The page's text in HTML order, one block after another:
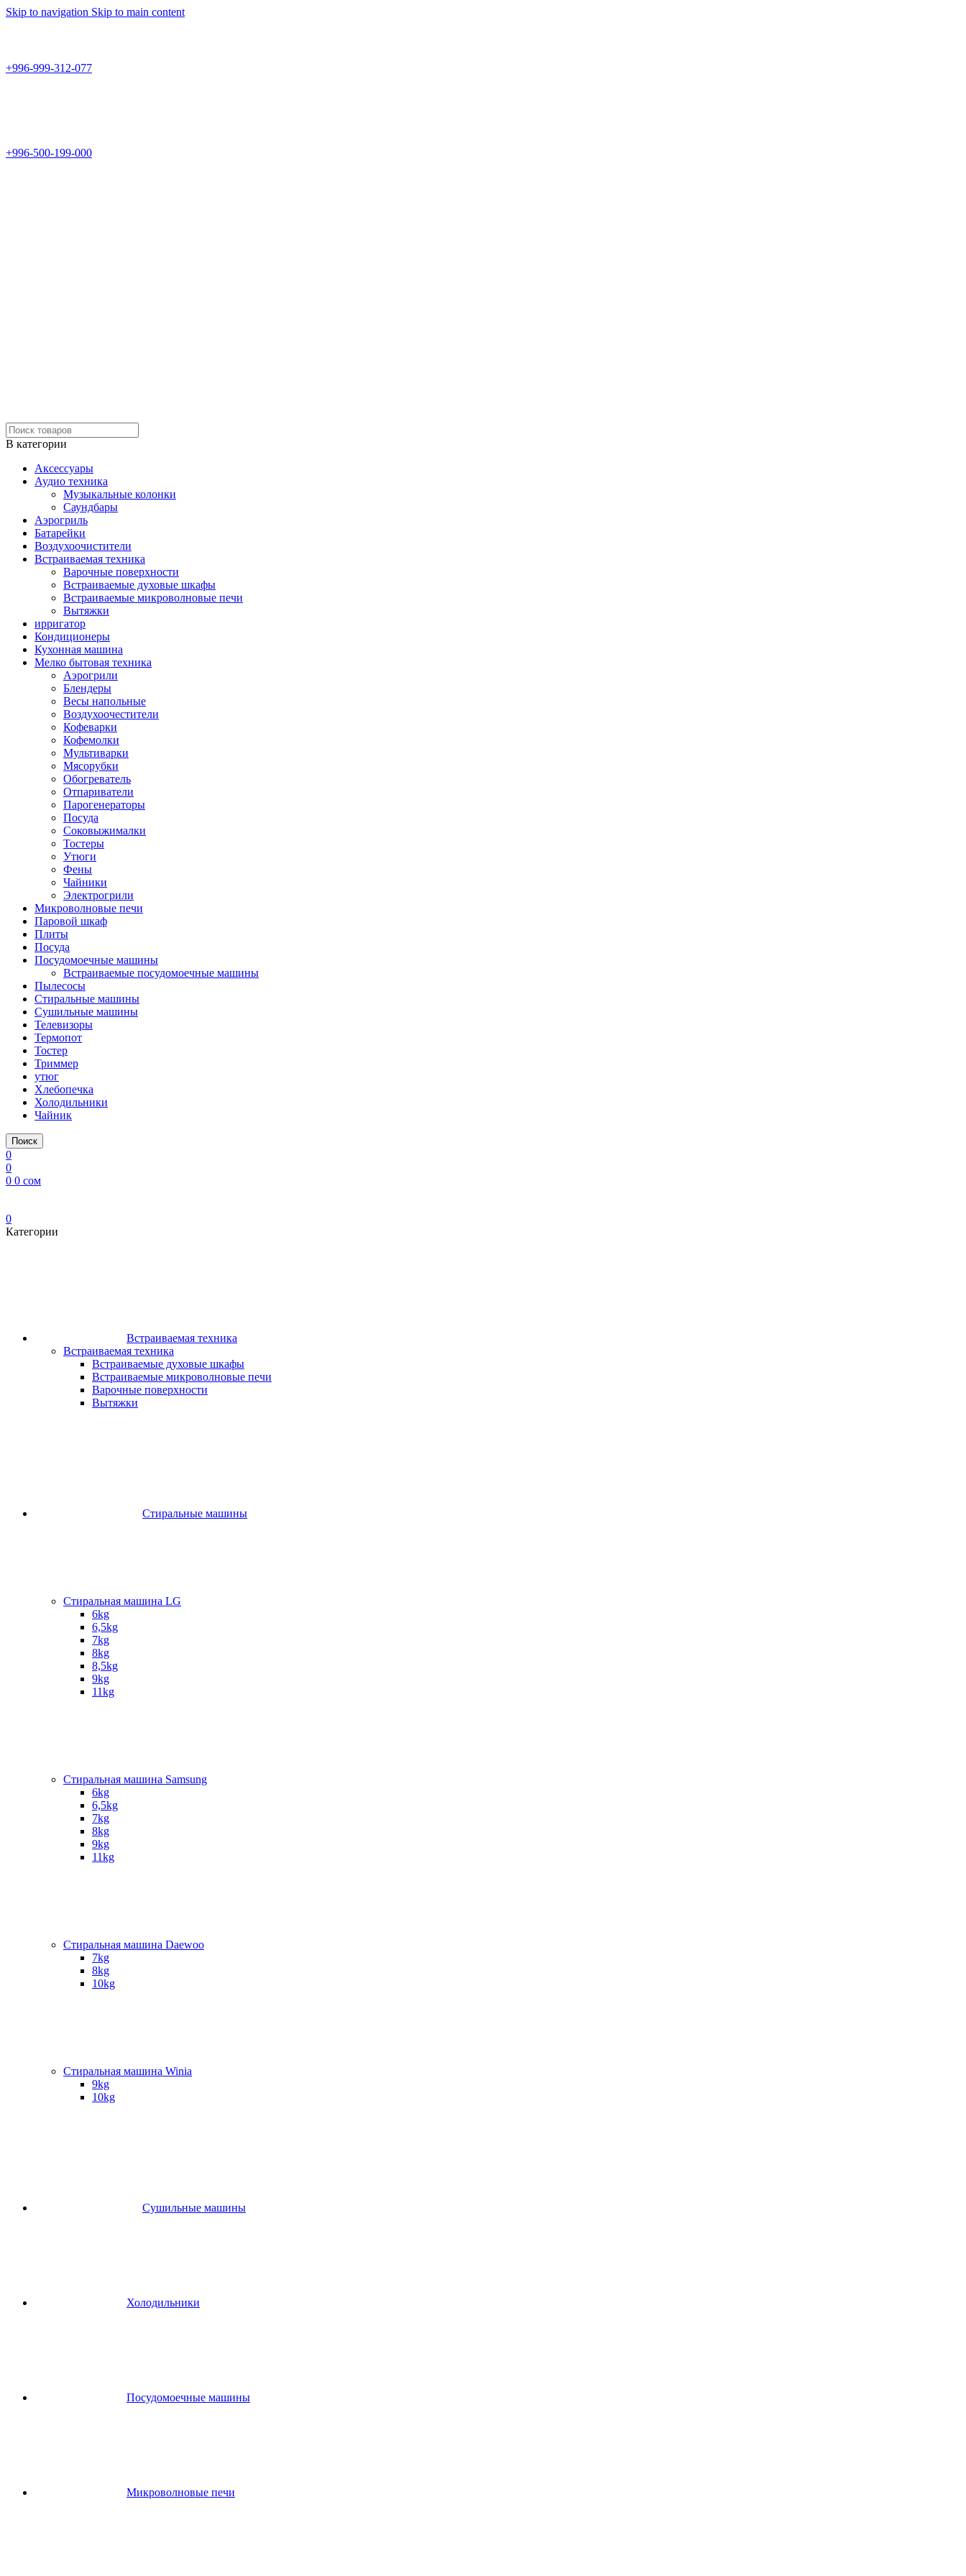
Skip to navigation Skip to main content
+996-999-312-077
+996-500-199-000
В категории
Аксессуары
Аудио техника
Музыкальные колонки
Саундбары
Аэрогриль
Батарейки
Воздухоочистители
Встраиваемая техника
Варочные поверхности
Встраиваемые духовые шкафы
Встраиваемые микроволновые печи
Вытяжки
ирригатор
Кондиционеры
Кухонная машина
Мелко бытовая техника
Аэрогрили
Блендеры
Весы напольные
Воздухоочестители
Кофеварки
Кофемолки
Мультиварки
Мясорубки
Обогреватель
Отпариватели
Парогенераторы
Посуда
Соковыжималки
Тостеры
Утюги
Фены
Чайники
Электрогрили
Микроволновые печи
Паровой шкаф
Плиты
Посуда
Посудомоечные машины
Встраиваемые посудомоечные машины
Пылесосы
Стиральные машины
Сушильные машины
Телевизоры
Термопот
Тостер
Триммер
утюг
Хлебопечка
Холодильники
Чайник
Поиск
0
0
0 0 сом
0
Категории
Встраиваемая техника
Встраиваемая техника
Встраиваемые духовые шкафы​
Встраиваемые микроволновые печи​
Варочные поверхности​
Вытяжки
Стиральные машины
Стиральная машина LG
6kg
6,5kg
7kg
8kg
8,5kg
9kg
11kg
Стиральная машина Samsung
6kg
6,5kg
7kg
8kg
9kg
11kg
Стиральная машина Daewoo
7kg
8kg
10kg
Стиральная машина Winia
9kg
10kg
Сушильные машины
Холодильники
Посудомоечные машины
Микроволновые печи